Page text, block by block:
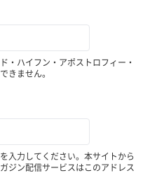
・ハイフン・アポストロフィー・
きません。
入力してください。本サイトから
ジン配信サービスはこのアドレス